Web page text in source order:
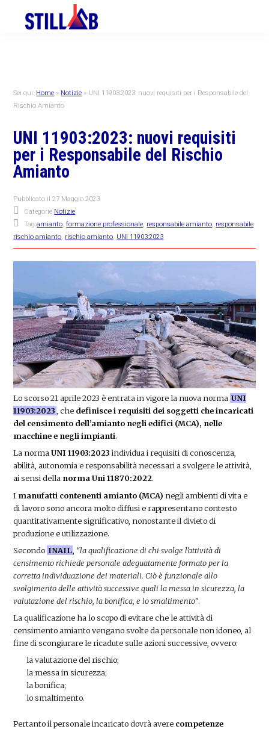
primary
primary
Sei qui: Home » Notizie » UNI 11903:2023: nuovi requisiti per i Responsabile del
Rischio Amianto
UNI 11903:2023: nuovi requisiti
per i Responsabile del Rischio
Amianto
Pubblicato il27 Maggio 2023
Categorie Notizie
Tagamianto,formazione professionale, responsabile amianto, responsabile
rischio amianto, rischio amianto, UNI 11903:2023
Lo scorso 21 aprile 2023 è entrata in vigore la nuova norma UNI
11903:2023 , che definisce i requisiti dei soggetti che incaricati
del censimento dell’amianto negli edifici (MCA), nelle
macchine e negli impianti.
La normaUNI 11903:2023 individua i requisiti di conoscenza,
abilità, autonomia e responsabilità necessari a svolgere le attività,
ai sensi della norma Uni 11870:2022.
I manufatti contenenti amianto (MCA) negli ambienti di vita e
di lavoro sono ancora molto diffusi e rappresentano contesto
quantitativamente significativo, nonostante il divieto di
produzione e utilizzazione.
Secondo INAIL “la qualificazione di chi svolge l’attività di
censimento richiede personale adeguatamente formato per la
corretta individuazione dei materiali. Ciò è funzionale allo
svolgimento delle attività successive quali la messa in sicurezza, la
valutazione del rischio, la bonifica, e lo smaltimento”.
La qualificazione ha lo scopo di evitare che le attività di
censimento amianto vengano svolte da personale non idoneo, al
fine di scongiurare le ricadute sulle azioni successive, ovvero:
la valutazione del rischio;
la messa in sicurezza;
la bonifica;
lo smaltimento.
Pertanto il personale incaricato dovrà avere competenze